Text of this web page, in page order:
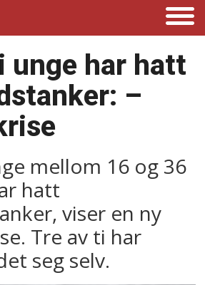
unge har hatt
–⁠
mellom 16 og 36
hatt
viser en ny
Tre av ti har
seg selv.